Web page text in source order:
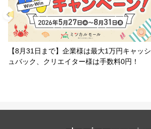
【8月31日まで】企業様は最大1万円キャッシ
ュバック、クリエイター様は手数料0円！